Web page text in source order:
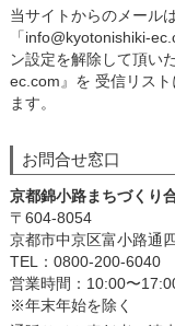
当サイトからのメール
「info@kyotonishiki-
ン設定を解除して頂い
ec.com』を 受信リス
ます。
お問合せ窓口
京都錦小路まちづくり
〒604-8054
京都市中京区富小路通
TEL：0800-200-6040
営業時間：10:00〜
※年末年始を除く